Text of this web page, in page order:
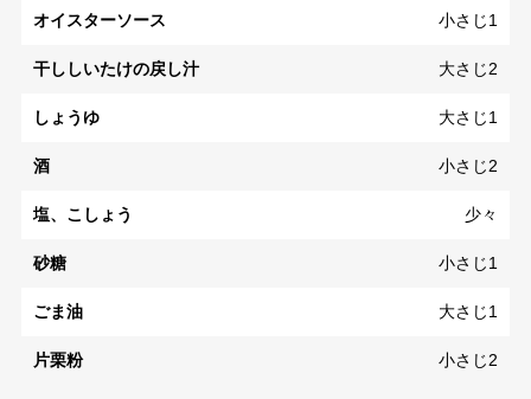
オイスターソース 小さじ1
干ししいたけの戻し汁 大さじ2
しょうゆ 大さじ1
酒 小さじ2
塩、こしょう 少々
砂糖 小さじ1
ごま油 大さじ1
片栗粉 小さじ2